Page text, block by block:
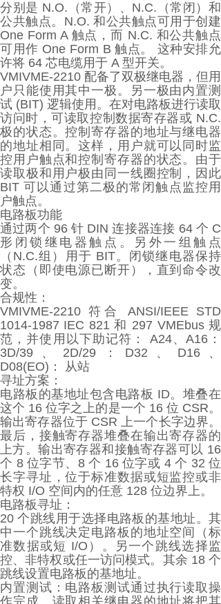
分别是 N.O.（常开）、N.C.（常闭）和
公共触点。N.O. 和公共触点可用于创建
One Form A 触点，而 N.C. 和公共触点
可用作 One Form B 触点。 这种安排允
许将 64 芯电缆用于 A 型开关。
VMIVME-2210 配备了双极继电器，但用
户只能使用其中一极。另一极由内置测
试 (BIT) 逻辑使用。在对电路板进行读取
访问时，可读取控制数据寄存器或 N.C.
极的状态。控制寄存器的地址与继电器
的地址相同。这样，用户就可以同时监
控用户触点和控制寄存器的状态。由于
读取极和用户极由同一线圈控制，因此
BIT 可以通过第二极的常闭触点监控用
户触点。
电路板功能
通过两个 96 针 DIN 连接器连接 64 个 C
形闭锁继电器触点。另外一组触点
（N.C.组）用于 BIT。闭锁继电器保持
状态（即使电源已断开），直到命令改
变。
合规性：
VMIVME-2210 符合 ANSI/IEEE STD
1014-1987 IEC 821 和 297 VMEbus 规
范，并使用以下助记符： A24、A16：
3D/39、2D/29：D32、D16、
D08(EO)： 从站
寻址方案：
电路板的基地址包含电路板 ID。堆叠在
这个 16 位字之上的是一个 16 位 CSR。
输出寄存器位于 CSR 上一个长字边界。
最后，接触寄存器堆叠在输出寄存器的
上方。输出寄存器和接触寄存器可以 16
个 8 位字节、8 个 16 位字或 4 个 32 位
长字寻址，位于标准数据或短监控或非
特权 I/O 空间内的任意 128 位边界上。
电路板寻址：
20 个跳线用于选择电路板的基地址。其
中一个跳线决定电路板的地址空间（标
准数据或短 I/O）。另一个跳线选择监
控、非特权或任一访问模式。其余 18 个
跳线设置电路板的基地址。
内置测试：电路板测试通过执行读取操
作完成。读取相关继电器的地址将把其